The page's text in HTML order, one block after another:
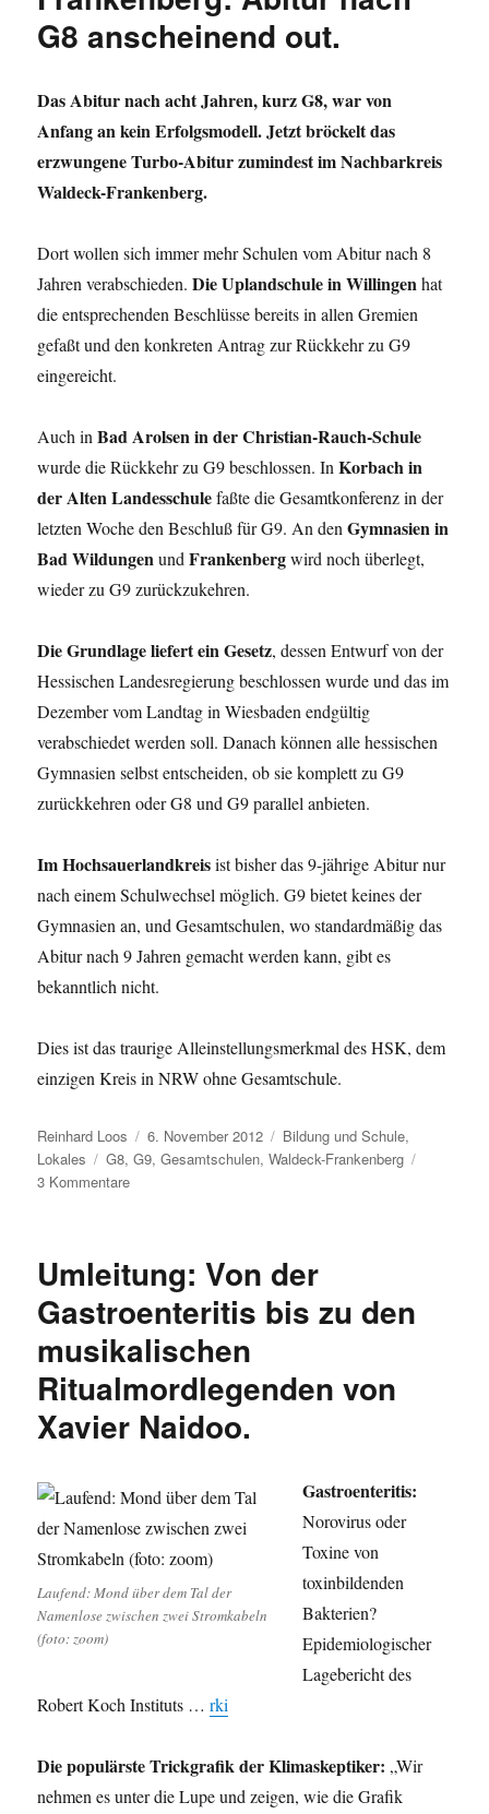
entschied
der
Winterberger
gegen
G8 anscheinend out.
Das Abitur nach acht Jahren, kurz G8, war von
Anfang an kein Erfolgsmodell. Jetzt bröckelt das
erzwungene Turbo-Abitur zumindest im Nachbarkreis
Waldeck-Frankenberg.
Dort wollen sich immer mehr Schulen vom Abitur nach 8
Jahren verabschieden.Die Uplandschule in Willingenhat
die entsprechenden Beschlüsse bereits in allen Gremien
gefaßt und den konkreten Antrag zur Rückkehr zu G9
eingereicht.
Auch inBad Arolsen in der Christian-Rauch-Schule
wurde die Rückkehr zu G9 beschlossen. InKorbach in
der Alten Landesschulefaßte die Gesamtkonferenz in der
letzten Woche den Beschluß für G9. An denGymnasien in
Bad WildungenundFrankenbergwird noch überlegt,
wieder zu G9 zurückzukehren.
Die Grundlage liefert ein Gesetz, dessen Entwurf von der
Hessischen Landesregierung beschlossen wurde und das im
Dezember vom Landtag in Wiesbaden endgültig
verabschiedet werden soll. Danach können alle hessischen
Gymnasien selbst entscheiden, ob sie komplett zu G9
zurückkehren oder G8 und G9 parallel anbieten.
Im Hochsauerlandkreisist bisher das 9-jährige Abitur nur
nach einem Schulwechsel möglich. G9 bietet keines der
Gymnasien an, und Gesamtschulen, wo standardmäßig das
Abitur nach 9 Jahren gemacht werden kann, gibt es
bekanntlich nicht.
Dies ist das traurige Alleinstellungsmerkmal des HSK, dem
einzigen Kreis in NRW ohne Gesamtschule.
Autor
Reinhard Loos
Veröffentlicht
am
6. November 2012 Kategorien
Bildung und Schule,
Lokales
Schlagwörter
G8,G9,Gesamtschulen,Waldeck-Frankenberg
3 Kommentarezu
Abitur
G8
anscheinend
out.
Umleitung: Von der
Gastroenteritis bis zu den
musikalischen
Ritualmordlegenden von
Xavier Naidoo.
Laufend: Mond über dem Tal der
Namenlose zwischen zwei Stromkabeln
(foto: zoom)
Gastroenteritis:
Norovirus oder
Toxine von
toxinbildenden
Bakterien?
Epidemiologischer
Lagebericht des
Robert Koch Instituts …rki
Die populärste Trickgrafik der Klimaskeptiker: „Wir
nehmen es unter die Lupe und zeigen, wie die Grafik